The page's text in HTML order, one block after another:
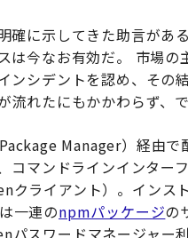
に示してきた助言があ
は今なお有効だ。 市場の
ンシデントを認め、その
れたにもかかわらず、で
Manager）経由
マンドラインインター
ライアント）。インス
一連のnpmパッケージの